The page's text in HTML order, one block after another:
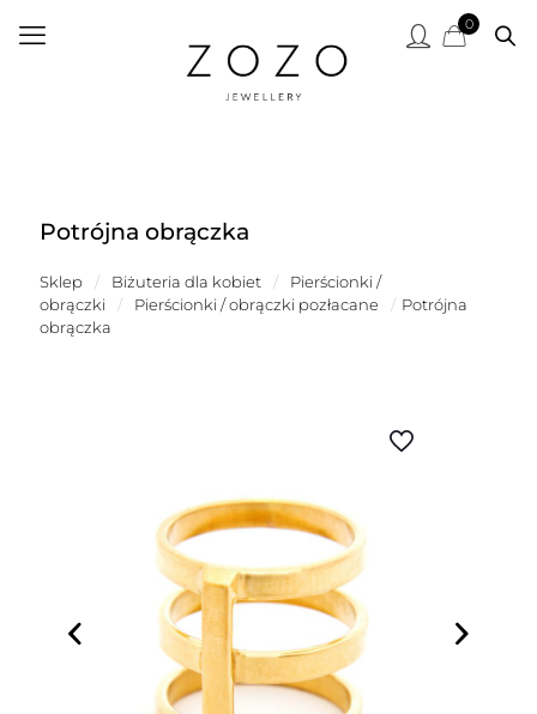
0
Potrójna obrączka
Sklep / Biżuteria dla kobiet /
Pierścionki /
obrączki
/ Pierścionki / obrączki pozłacane / Potrójna
obrączka